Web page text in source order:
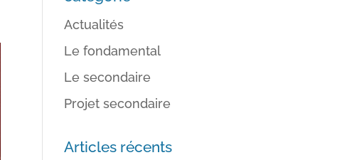
Actualités
Le fondamental
Le secondaire
Projet secondaire
Articles récents